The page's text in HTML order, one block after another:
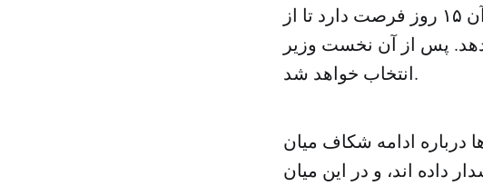
فرصت دارد تا رییس جمهور را انتخاب کند و اوهم پس از آن ۱۵ روز فرصت دارد تا از
دهد. پس از آن نخست وزیر
انتخاب خواهد شد.
درباره ادامه شکاف میان
داده اند، و در این میان